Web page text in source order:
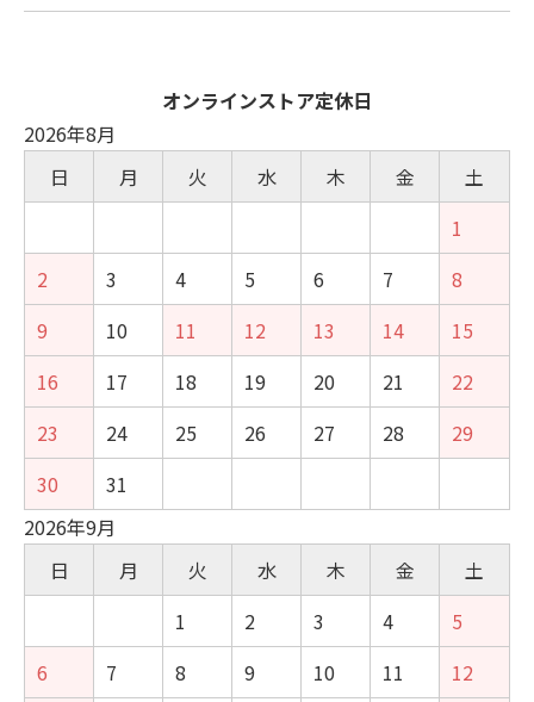
オンラインストア定休日
2026年8月
日
月 火 水 木 金
土
1
2
3 4 5 6 7
8
9
10 11 12 13 14
15
16
17 18 19 20 21
22
23
24 25 26 27 28
29
30
31
2026年9月
日
月 火 水 木 金
土
1
2 3 4
5
6
7 8 9 10 11
12